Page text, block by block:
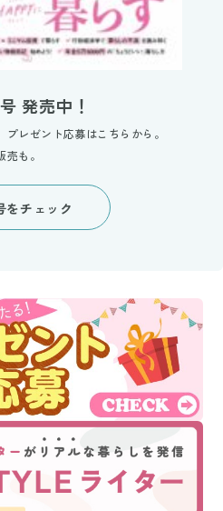
発売中！
レゼント応募はこちらから。
も。
をチェック